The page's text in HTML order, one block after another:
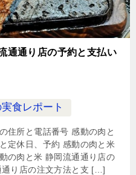
通通り店の予約と支払い
食レポート
住所と電話番号 感動の肉と
定休日、予約 感動の肉と米
の肉と米 静岡流通通り店の
り店の注文方法と支 […]